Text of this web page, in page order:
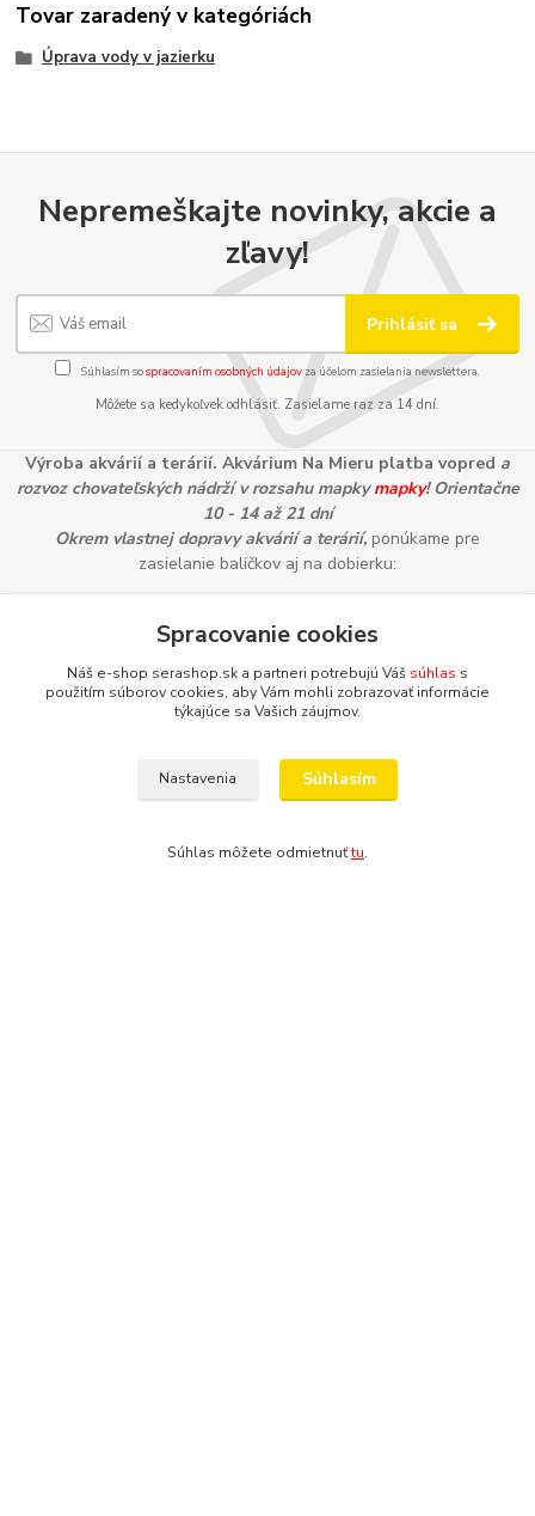
Tovar zaradený v kategóriách
Úprava vody v jazierku
Nepremeškajte novinky, akcie a
zľavy!
Prihlásiť sa
Súhlasím sospracovaním osobných údajov za účelom zasielania newslettera.
Môžete sa kedykoľvek odhlásiť. Zasielame raz za 14 dní.
Výroba akvárií a terárií. Akvárium Na Mieru platba vopred a
rozvoz chovateľských nádrží v rozsahu mapkymapky! Orientačne
10 - 14 až 21 dní
Okrem vlastnej dopravy akvárií a terárií, ponúkame pre
zasielanie balíčkov aj na dobierku:
Informácie pre zákazníkov
Obchodné podmienky
Zostante v kontakte
www.facebook.com/
Spracovanie cookies
Náš e-shop serashop.sk a partneri potrebujú Váš súhlas s
použitím súborov cookies, aby Vám mohli zobrazovať informácie
týkajúce sa Vašich záujmov.
Nastavenia Súhlasím
Súhlas môžete odmietnuťtu.